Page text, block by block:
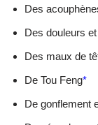
Des
Des douleurs
Des maux de
De Tou Feng*
De gonflement